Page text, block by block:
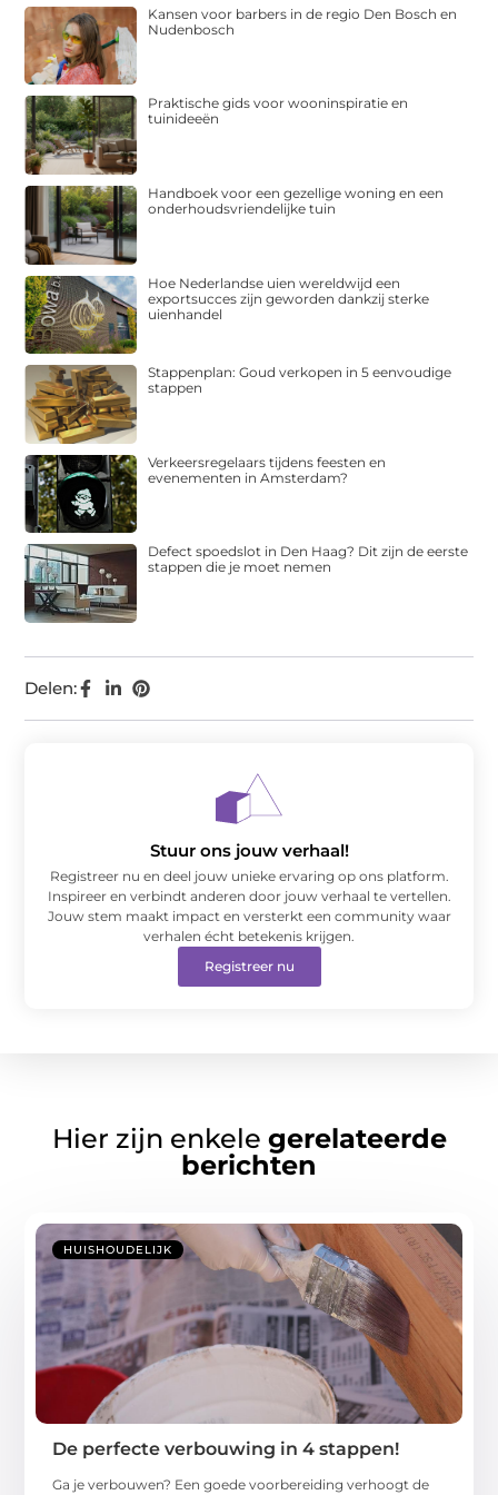
Delen:
Kansen voor barbers in de regio Den Bosch en
Nudenbosch
Praktische gids voor wooninspiratie en
tuinideeën
Handboek voor een gezellige woning en een
onderhoudsvriendelijke tuin
Hoe Nederlandse uien wereldwijd een
exportsucces zijn geworden dankzij sterke
uienhandel
Stappenplan: Goud verkopen in 5 eenvoudige
stappen
Verkeersregelaars tijdens feesten en
evenementen in Amsterdam?
Defect spoedslot in Den Haag? Dit zijn de eerste
stappen die je moet nemen
Stuur ons jouw verhaal!
Registreer nu en deel jouw unieke ervaring op ons platform.
Inspireer en verbindt anderen door jouw verhaal te vertellen.
Jouw stem maakt impact en versterkt een community waar
verhalen écht betekenis krijgen.
Registreer nu
Hier zijn enkele gerelateerde
berichten
HUISHOUDELIJK
De perfecte verbouwing in 4 stappen!
Ga je verbouwen? Een goede voorbereiding verhoogt de